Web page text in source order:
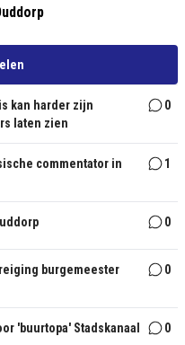
kan harder zijn
laten zien
0
commentator in
1
0
burgemeester
0
'buurtopa' Stadskanaal 0